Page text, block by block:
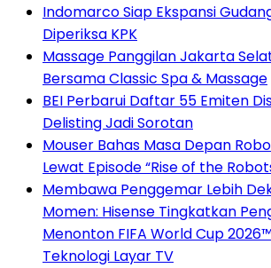
Indomarco Siap Ekspansi
Diperiksa KPK
Massage Panggilan Jakarta
Bersama Classic Spa & Massage
BEI Perbarui Daftar 55 Emiten
Delisting Jadi Sorotan
Mouser Bahas Masa Depan
Lewat Episode “Rise of the
Membawa Penggemar Lebih
Momen: Hisense Tingkatkan
Menonton FIFA World Cup
Teknologi Layar TV